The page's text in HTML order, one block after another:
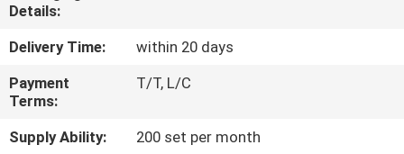
NIEUWS
VERZOEK
OM EEN
CITAAT
Details:
Delivery Time:
within 20 days
Payment
Terms:
T/T, L/C
Supply Ability:
200 set per month